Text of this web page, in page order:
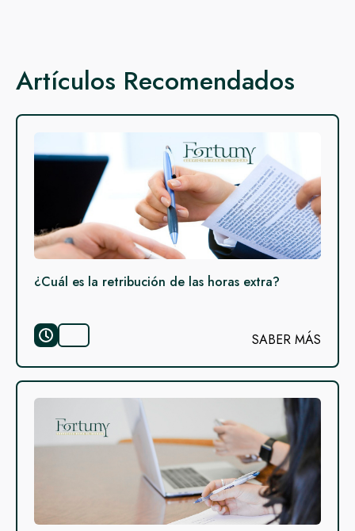
Artículos Recomendados
¿Cuál es la retribución de las horas extra?
SABER MÁS